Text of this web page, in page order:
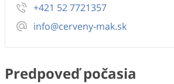
+421 52 7721357
info@cerveny-mak.sk
Predpoveď počasia